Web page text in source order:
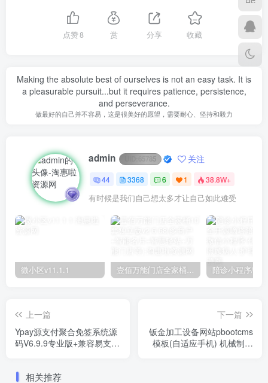
点赞8 赏 分享 收藏
Making the absolute best of ourselves is not an easy task. It is
a pleasurable pursuit...but it requires patience, persistence,
and perseverance.
做最好的自己并不容易，这是很美好的愿望，需要耐心、坚持和毅力
admin 65785 关注
44 3368 6 1 38.8W+
有时候是我们自己想太多才让自己如此难受
微小区v11.1.1 壹佰万能门店全家桶10套独立版v2.6.68(​多商户+智能名片+智慧轻站+万能门店等)
上一篇
Ypay源支付聚合免签系统源
码V6.9.9专业版+兼容易支付
下一篇
钣金加工设备网站pbootcms
模板(自适应手机) 机械制造
相关推荐